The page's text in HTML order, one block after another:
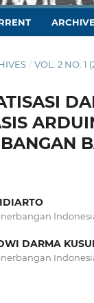
/ VOL. 2 NO. 1
DARMA